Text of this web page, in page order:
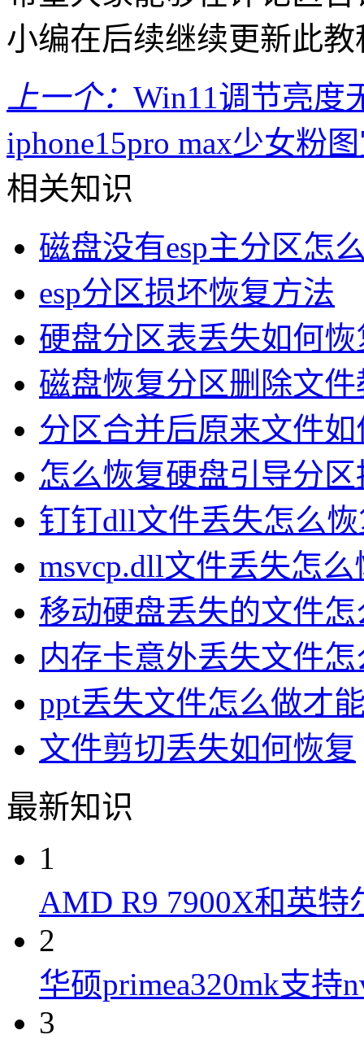
小编在后续继续更新此
上一个： Win11调节亮度
iphone15pro max少女粉
相关知识
磁盘没有esp主分区怎
esp分区损坏恢复方法
硬盘分区表丢失如何
磁盘恢复分区删除文件
分区合并后原来文件
怎么恢复硬盘引导分区
钉钉dll文件丢失怎么
msvcp.dll文件丢失怎么
移动硬盘丢失的文件
内存卡意外丢失文件
ppt丢失文件怎么做才
文件剪切丢失如何恢复
最新知识
1
AMD R9 7900X和英特
2
华硕primea320mk支持
3